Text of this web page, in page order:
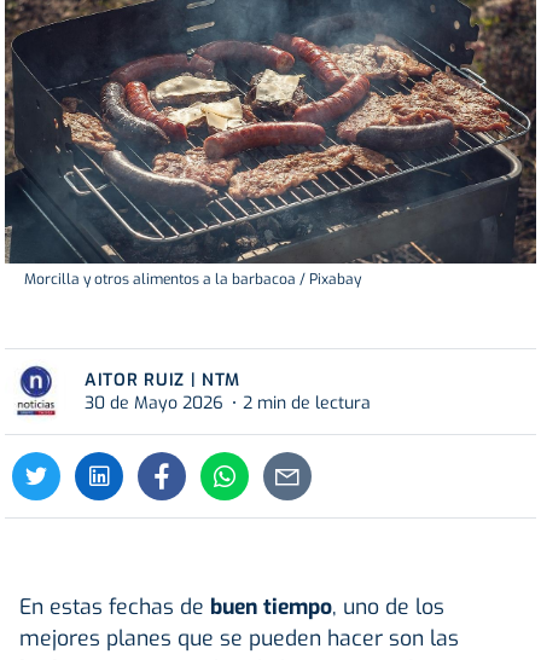
Morcilla y otros alimentos a la barbacoa / Pixabay
AITOR RUIZ | NTM
30 de Mayo 2026
2 min de lectura
En estas fechas de buen tiempo, uno de los
mejores planes que se pueden hacer son las